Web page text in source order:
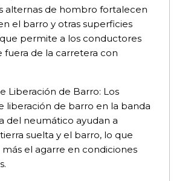
alternas de hombro fortalecen
el barro y otras superficies
permite a los conductores
fuera de la carretera con
Liberación de Barro: Los
liberación de barro en la banda
del neumático ayudan a
suelta y el barro, lo que
el agarre en condiciones